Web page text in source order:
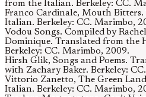
from the Italian. Berkeley: CC.
Franco Cardinale, Mouth
Italian. Berkeley: CC. Marimbo,
Vodou Songs. Compiled by
Dominique. Translated from the
Berkeley: CC. Marimbo, 2009.
Hirsh Glik, Songs and Poems.
with Zachary Baker. Berkeley:
Vittorio Zanetto, The Green
Italian. Berkeley: CC. Marimbo,